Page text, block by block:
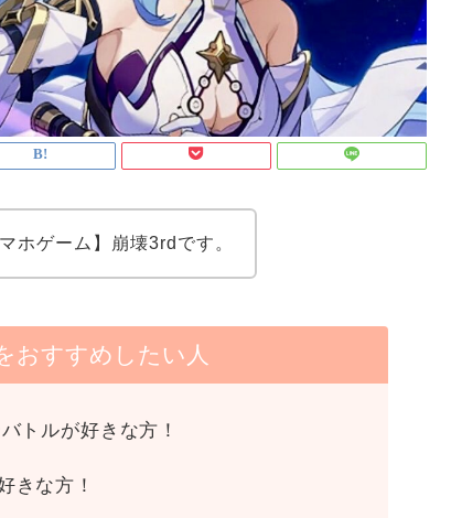
ホゲーム】崩壊3rdです。
おすすめしたい人
トルが好きな方！
きな方！